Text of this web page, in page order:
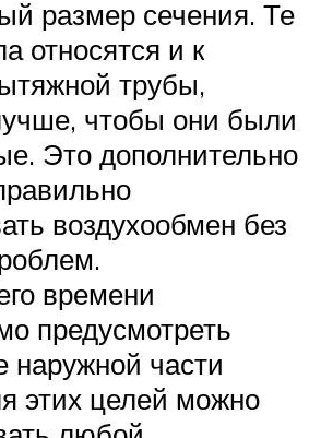
размер сечения. Те
относятся и к
трубы,
чтобы они были
Это дополнительно
воздухообмен без
времени
предусмотреть
наружной части
этих целей можно